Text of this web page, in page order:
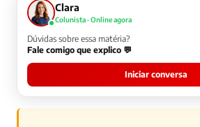
Clara
Colunista · Online agora
Dúvidas sobre essa matéria?
Fale comigo que explico 💬
Iniciar conversa